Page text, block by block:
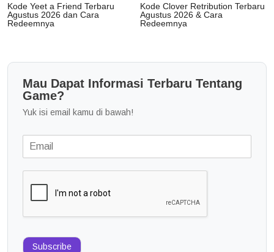
Kode Yeet a Friend Terbaru
Agustus 2026 dan Cara
Redeemnya
Kode Clover Retribution Terbaru
Agustus 2026 & Cara
Redeemnya
Mau Dapat Informasi Terbaru Tentang
Game?
Yuk isi email kamu di bawah!
Subscribe